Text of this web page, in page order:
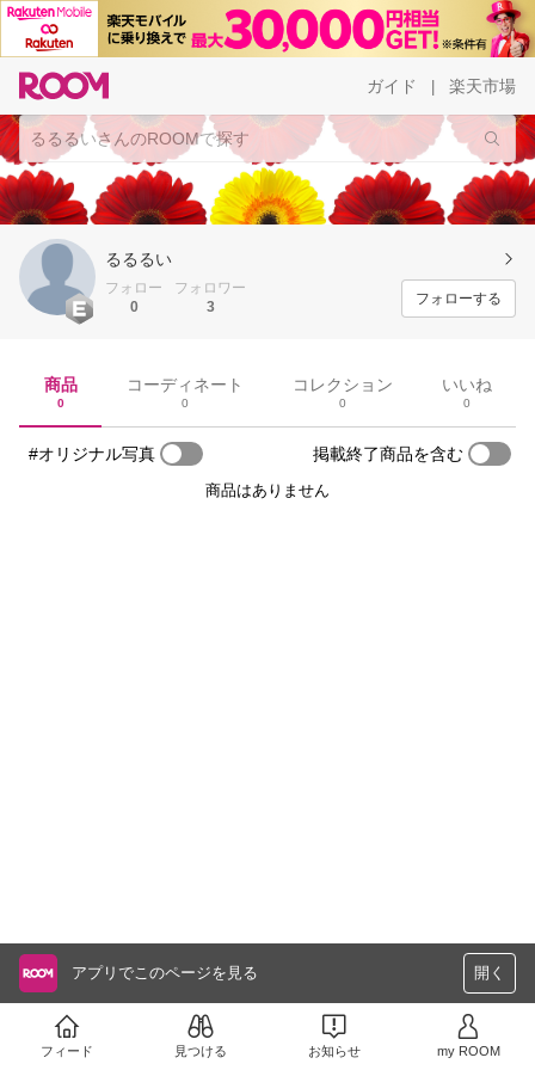
ガイド 楽天市場
るるるい
フォロー
0
フォロワー
3
フォローする
商品
0
コーディネート
0
コレクション
0
いいね
0
#オリジナル写真 掲載終了商品を含む
商品はありません
アプリでこのページを見る 開く
フィード 見つける お知らせ my ROOM